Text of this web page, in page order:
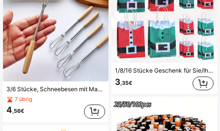
3/6 Stücke, Schneebesen mit Massivholzgriff, Küche Mini Edelstahl Eierbeater, Milch Whipper Draht Schneebesen zum Mischen, Schlagen oder Rühren
7 übrig
4,56€
1/8/16 Stücke Geschenk für Sie/Ihn Weihnachtstüten mit Griffen, Laser-Papiertüten im Design von Weihnachtself-Anzug, rote und grüne Weihnachtstüten, verwendet für Weihnachtsparty-Geschenke und Feiertags-Geschenkverpackung.
3,35€